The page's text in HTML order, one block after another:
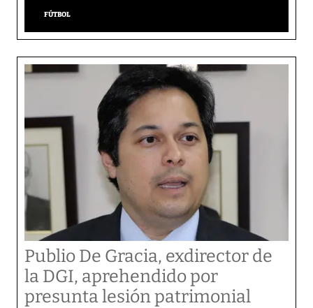
FÚTBOL
Publio De Gracia, exdirector de
la DGI, aprehendido por
presunta lesión patrimonial